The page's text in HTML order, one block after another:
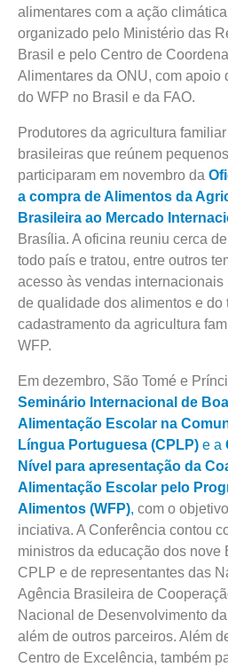
alimentares com a ação
organizado pelo Ministério das
Brasil e pelo Centro de
Alimentares da ONU, com apoio
do WFP no Brasil e da FAO.
Produtores da agricultura
brasileiras que reúnem
participaram em novembro da
a compra de Alimentos da
Brasileira ao Mercado
Brasília. A oficina reuniu cerca
todo país e tratou, entre outros
acesso às vendas internacionais
de qualidade dos alimentos e do
cadastramento da agricultura
WFP.
Em dezembro, São Tomé e
Seminário Internacional de
Alimentação Escolar na
Língua Portuguesa (CPLP) e a
Nível para apresentação da
Alimentação Escolar pelo
Alimentos (WFP), com o
inciativa. A Conferência contou
ministros da educação dos nove
CPLP e de representantes das
Agência Brasileira de
Nacional de Desenvolvimento
além de outros parceiros. Além
Centro de Excelência, também